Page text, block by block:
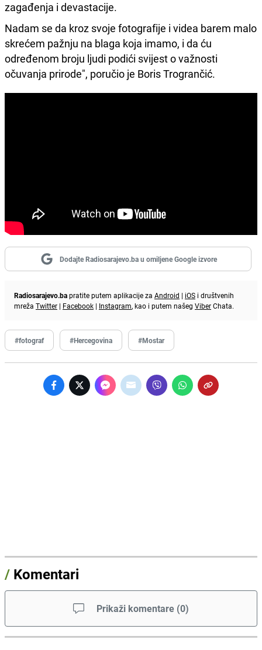
zagađenja i devastacije.
Nadam se da kroz svoje fotografije i videa barem malo
skrećem pažnju na blaga koja imamo, i da ću
određenom broju ljudi podići svijest o važnosti
očuvanja prirode", poručio je Boris Trogrančić.
Dodajte Radiosarajevo.ba u omiljene Google izvore
Radiosarajevo.bapratite putem aplikacije za Android | iOS i društvenih
mreža Twitter | Facebook | Instagram, kao i putem našeg ViberChata.
#fotograf #Hercegovina #Mostar
/ Komentari
Prikaži komentare (0)